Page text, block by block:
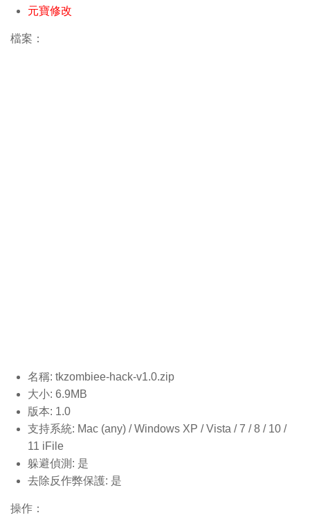
元寶修改
檔案：
名稱: tkzombiee-hack-v1.0.zip
大小: 6.9MB
版本: 1.0
支持系統: Mac (any) / Windows XP / Vista / 7 / 8 / 10 /
11 iFile
躲避偵測: 是
去除反作弊保護: 是
操作：